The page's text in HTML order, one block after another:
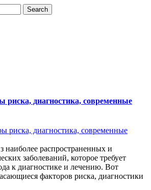
риска, диагностика, современные
наиболее распространенных и
заболеваний, которое требует
к диагностике и лечению. Вот
факторов риска, диагностики